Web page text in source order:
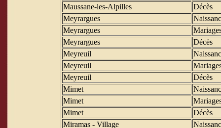
Maussane-les-Alpilles
Décès
Meyrargues
Meyrargues
Meyrargues
Décès
Meyreuil
Meyreuil
Meyreuil
Décès
Mimet
Mimet
Mimet
Décès
Miramas - Village